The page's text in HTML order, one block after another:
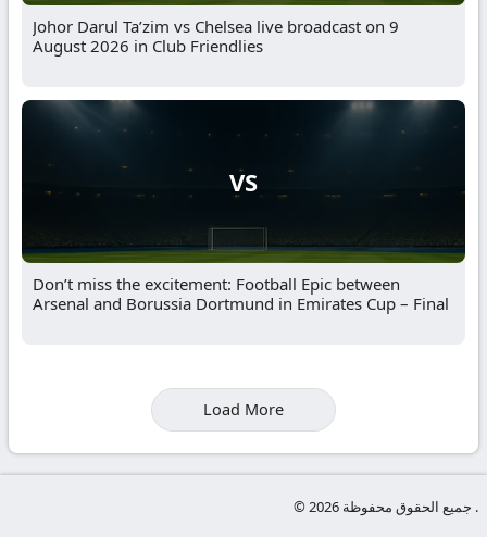
Johor Darul Ta’zim vs Chelsea live broadcast on 9
August 2026 in Club Friendlies
VS
Don’t miss the excitement: Football Epic between
Arsenal and Borussia Dortmund in Emirates Cup – Final
Load More
© جميع الحقوق محفوظة 2026 .